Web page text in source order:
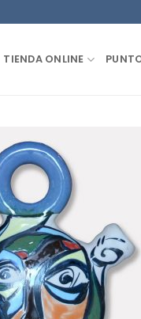
TIENDA ONLINE